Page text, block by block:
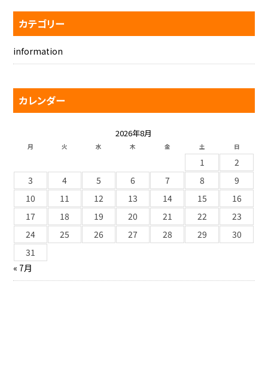
カテゴリー
information
カレンダー
2026年8月
月 火 水 木 金 土 日
1
2
3
4 5 6 7 8
9
10
11 12 13 14 15
16
17
18 19 20 21 22
23
24
25 26 27 28 29
30
31
« 7月